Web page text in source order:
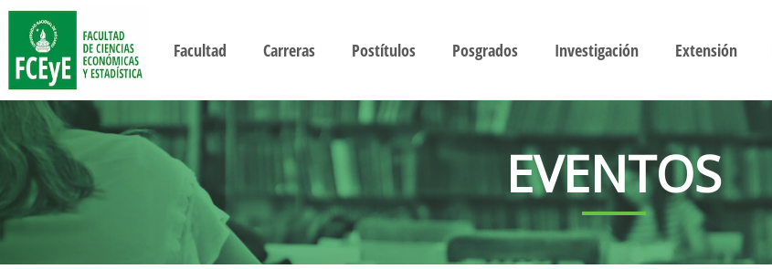
Facultad Carreras Postítulos Posgrados Investigación Extensión
EVENTOS